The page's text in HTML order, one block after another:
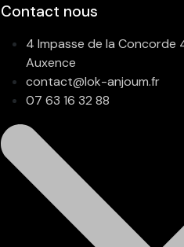
Contact nous
4 Impasse de la Concorde
Auxence
contact@lok-anjoum.fr
07 63 16 32 88